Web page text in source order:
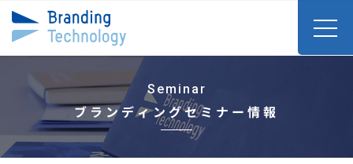
Seminar
ブランディングセミナー情報